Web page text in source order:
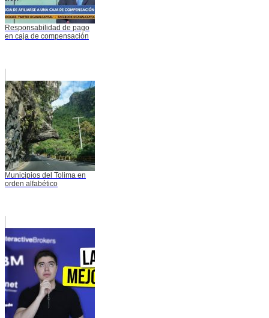
Responsabilidad de pago
en caja de compensación
Municipios del Tolima en
orden alfabético